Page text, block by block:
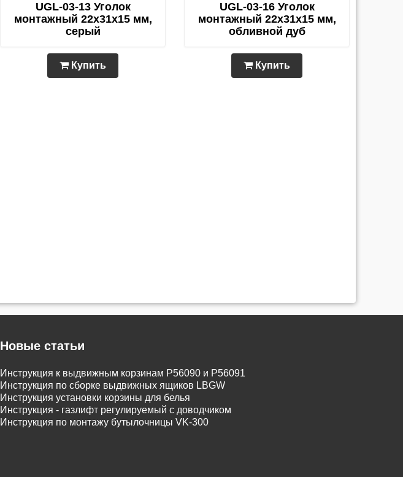
UGL-03-13 Уголок
монтажный 22х31х15 мм,
серый
Купить
UGL-03-16 Уголок
монтажный 22х31х15 мм,
обливной дуб
Купить
Новые статьи
Инструкция к выдвижным корзинам P56090 и P56091
Инструкция по сборке выдвижных ящиков LBGW
Инструкция установки корзины для белья
Инструкция - газлифт регулируемый с доводчиком
Инструкция по монтажу бутылочницы VK-300